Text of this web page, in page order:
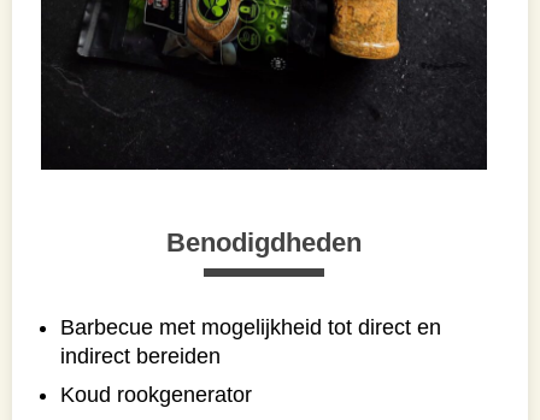
Benodigdheden
Barbecue met mogelijkheid tot direct en
indirect bereiden
Koud rookgenerator